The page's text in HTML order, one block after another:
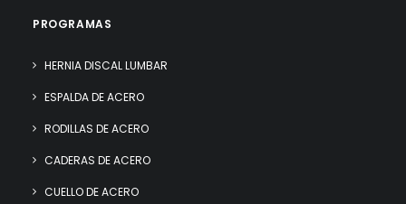
PROGRAMAS
HERNIA DISCAL LUMBAR
ESPALDA DE ACERO
RODILLAS DE ACERO
CADERAS DE ACERO
CUELLO DE ACERO